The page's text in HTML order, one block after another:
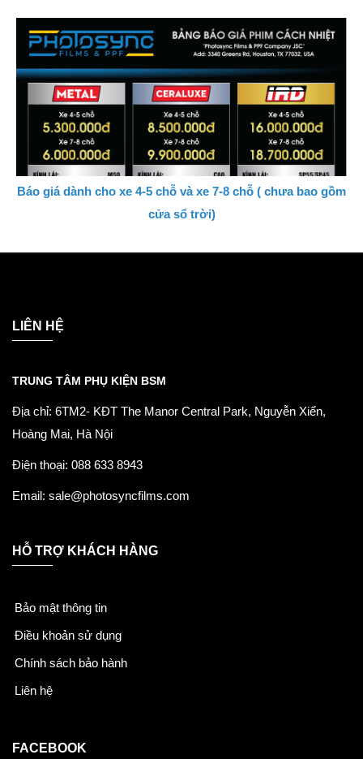
Báo giá dành cho xe 4-5 chỗ và xe 7-8 chỗ ( chưa bao gồm
cửa sổ trời)
LIÊN HỆ
TRUNG TÂM PHỤ KIỆN BSM
Địa chỉ: 6TM2- KĐT The Manor Central Park, Nguyễn Xiển,
Hoàng Mai, Hà Nội
Điện thoại: 088 633 8943
Email: sale@photosyncfilms.com
HỖ TRỢ KHÁCH HÀNG
Bảo mật thông tin
Điều khoản sử dụng
Chính sách bảo hành
Liên hệ
FACEBOOK